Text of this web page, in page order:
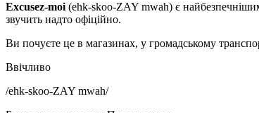
Excusez-moi (ehk-skoo-ZAY mwah) є
звучить надто офіційно.
Ви почуєте це в магазинах, у громадському
Ввічливо
/ehk-skoo-ZAY mwah/